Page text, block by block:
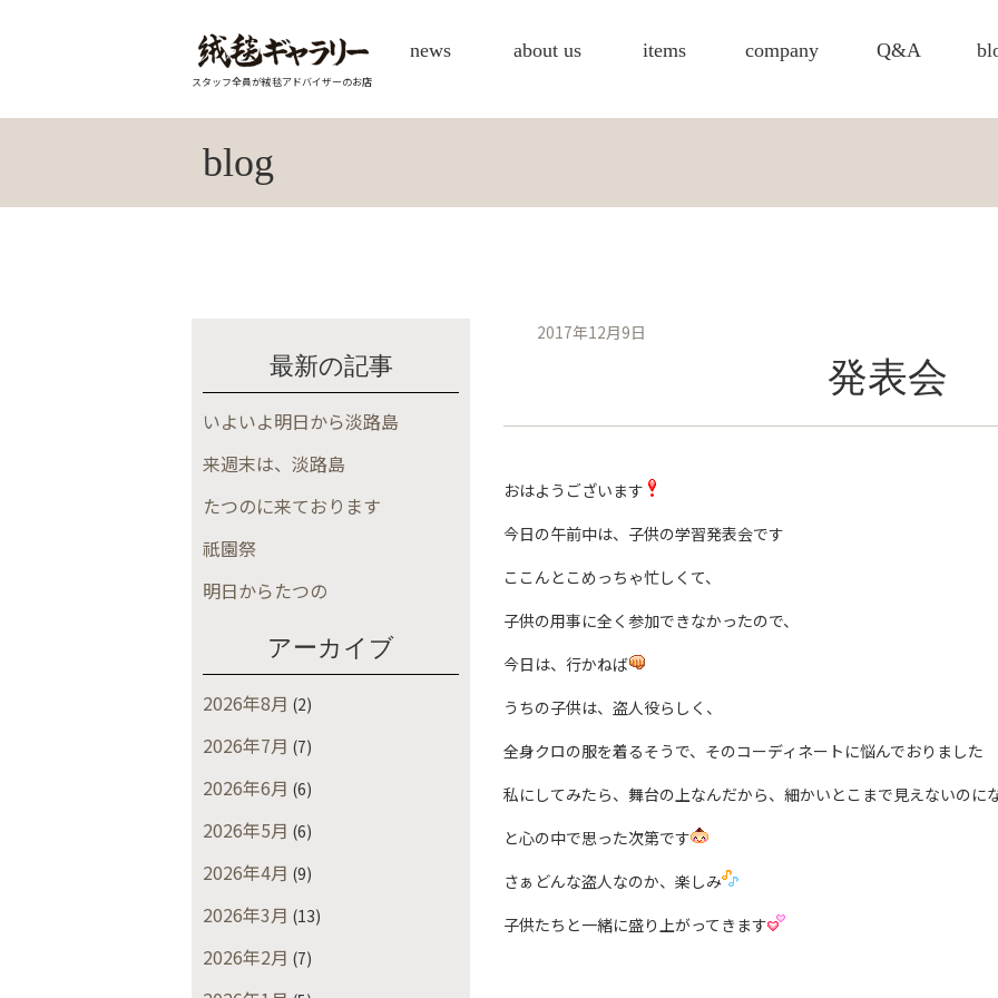
スタッフ全員が絨毯アドバイザーのお店
news about us items company Q&A
blog
最新の記事
いよいよ明日から淡路島
来週末は、淡路島
たつのに来ております
祇園祭
明日からたつの
アーカイブ
2026年8月 (2)
2026年7月 (7)
2026年6月 (6)
2026年5月 (6)
2026年4月 (9)
2026年3月 (13)
2026年2月 (7)
2017年12月9日
発表会
おはようございます
今日の午前中は、子供の学習発表会です
ここんとこめっちゃ忙しくて、
子供の用事に全く参加できなかったので、
今日は、行かねば
うちの子供は、盗人役らしく、
全身クロの服を着るそうで、そのコーディネートに悩んでおりました
私にしてみたら、舞台の上なんだから、細かいとこまで見えないのに
と心の中で思った次第です
さぁどんな盗人なのか、楽しみ
子供たちと一緒に盛り上がってきます